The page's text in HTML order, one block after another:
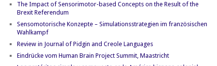
The Impact of Sensorimotor-based Concepts on the Result of the
Brexit Referendum
Sensomotorische Konzepte – Simulationsstrategien im französischen
Wahlkampf
Review in Journal of Pidgin and Creole Languages
Eindrücke vom Human Brain Project Summit, Maastricht